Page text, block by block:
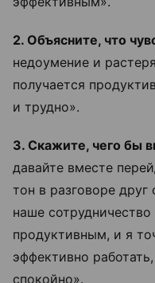
2. Объясните, что
недоумение и
получается
и трудно».
3. Скажите, чего бы
давайте вместе
тон в разговоре
наше
продуктивным, и я
эффективно
спокойно».